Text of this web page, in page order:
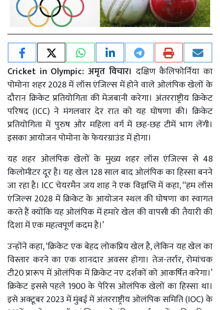
Cricket in Olympic: अमृत विचार। दक्षिण कैलिफोर्निया का
पोमोना शहर 2028 में लॉस एंजिल्स में होने वाले ओलंपिक खेलों के
दौरान क्रिकेट प्रतियोगिता की मेजबानी करेगा। अंतरराष्ट्रीय क्रिकेट
परिषद (ICC) ने मंगलवार देर रात को यह घोषणा की। क्रिकेट
प्रतियोगिता में पुरुष और महिला वर्ग में छह-छह टीमें भाग लेंगी।
इसका आयोजन पोमोना के फेयरग्राउंड में होगा।
यह शहर ओलंपिक खेलों के मुख्य शहर लॉस एंजिल्स से 48
किलोमीटर दूर है। यह खेल 128 साल बाद ओलंपिक का हिस्सा बनने
जा रहा है। ICC चेयरमैन जय शाह ने एक विज्ञप्ति में कहा, ‘‘हम लॉस
एंजिल्स 2028 में क्रिकेट के आयोजन स्थल की घोषणा का स्वागत
करते हैं क्योंकि यह ओलंपिक में हमारे खेल की वापसी की तैयारी की
दिशा में एक महत्वपूर्ण कदम है।’
उन्होंने कहा, ‘क्रिकेट एक बेहद लोकप्रिय खेल है, लेकिन यह खेल का
विस्तार करने का एक शानदार अवसर होगा। तेज-तर्रार, रोमांचक
टी20 प्रारूप में ओलंपिक में क्रिकेट नए दर्शकों को आकर्षित करेगा।’
क्रिकेट इससे पहले 1900 के पेरिस ओलंपिक खेलों का हिस्सा था।
इसे अक्टूबर 2023 में मुंबई में अंतरराष्ट्रीय ओलंपिक समिति (IOC) के